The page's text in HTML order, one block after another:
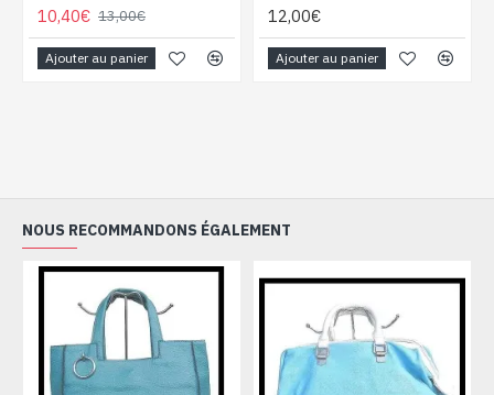
10,40€ 13,00€
Ajouter au panier
12,00€
Ajouter au panier
NOUS RECOMMANDONS ÉGALEMENT